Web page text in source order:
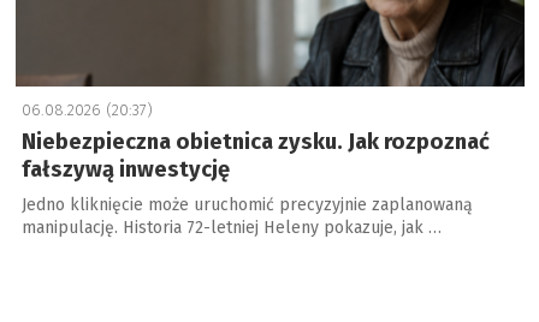
06.08.2026 (20:37)
Niebezpieczna obietnica zysku. Jak rozpoznać
fałszywą inwestycję
Jedno kliknięcie może uruchomić precyzyjnie zaplanowaną
manipulację. Historia 72-letniej Heleny pokazuje, jak …